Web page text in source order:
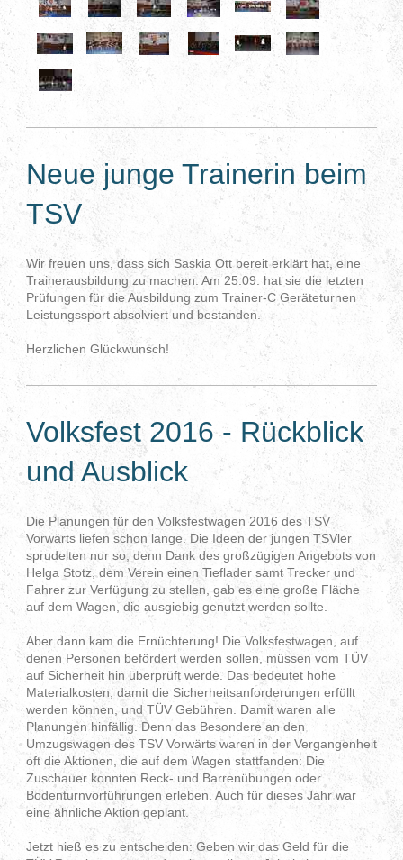
Neue junge Trainerin beim
TSV
Wir freuen uns, dass sich Saskia Ott bereit erklärt hat, eine
Trainerausbildung zu machen. Am 25.09. hat sie die letzten
Prüfungen für die Ausbildung zum Trainer-C Geräteturnen
Leistungssport absolviert und bestanden.
Herzlichen Glückwunsch!
Volksfest 2016 - Rückblick
und Ausblick
Die Planungen für den Volksfestwagen 2016 des TSV
Vorwärts liefen schon lange. Die Ideen der jungen TSVler
sprudelten nur so, denn Dank des großzügigen Angebots von
Helga Stotz, dem Verein einen Tieflader samt Trecker und
Fahrer zur Verfügung zu stellen, gab es eine große Fläche
auf dem Wagen, die ausgiebig genutzt werden sollte.
Aber dann kam die Ernüchterung! Die Volksfestwagen, auf
denen Personen befördert werden sollen, müssen vom TÜV
auf Sicherheit hin überprüft werde. Das bedeutet hohe
Materialkosten, damit die Sicherheitsanforderungen erfüllt
werden können, und TÜV Gebühren. Damit waren alle
Planungen hinfällig. Denn das Besondere an den
Umzugswagen des TSV Vorwärts waren in der Vergangenheit
oft die Aktionen, die auf dem Wagen stattfanden: Die
Zuschauer konnten Reck- und Barrenübungen oder
Bodenturnvorführungen erleben. Auch für dieses Jahr war
eine ähnliche Aktion geplant.
Jetzt hieß es zu entscheiden: Geben wir das Geld für die